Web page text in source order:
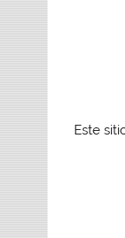
Este